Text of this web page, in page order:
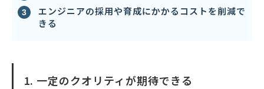
エンジニアの採用や育成にかかるコストを削減で
きる
1. 一定のクオリティが期待できる